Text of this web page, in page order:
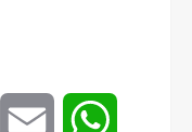
Threads Email